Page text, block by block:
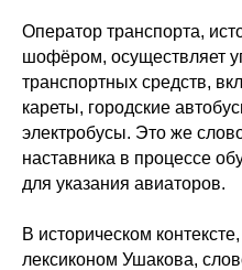
Оператор транспорта,
шофёром, осуществляет
транспортных средств,
кареты, городские
электробусы. Это же
наставника в процессе
для указания авиаторов.
В историческом
лексиконом Ушакова,